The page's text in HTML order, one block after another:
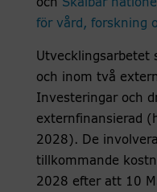
och Skalbar
för vård, forskning
Utvecklingsarbetet
och inom två
Investeringar och
externfinansierad
2028). De
tillkommande
2028 efter att 10